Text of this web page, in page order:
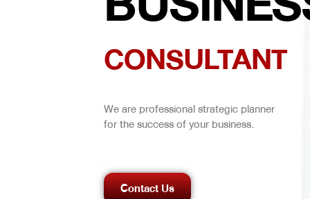
CONSULTANT
We are professional strategic planner
for the success of your business.
Contact Us